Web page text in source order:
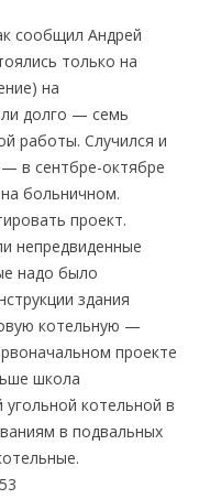
сообщил Андрей
только на
на
долго — семь
работы. Случился и
в сентбре-октябре
больничном.
проект.
непредвиденные
надо было
здания
котельную —
проекте
школа
котельной в
в подвальных